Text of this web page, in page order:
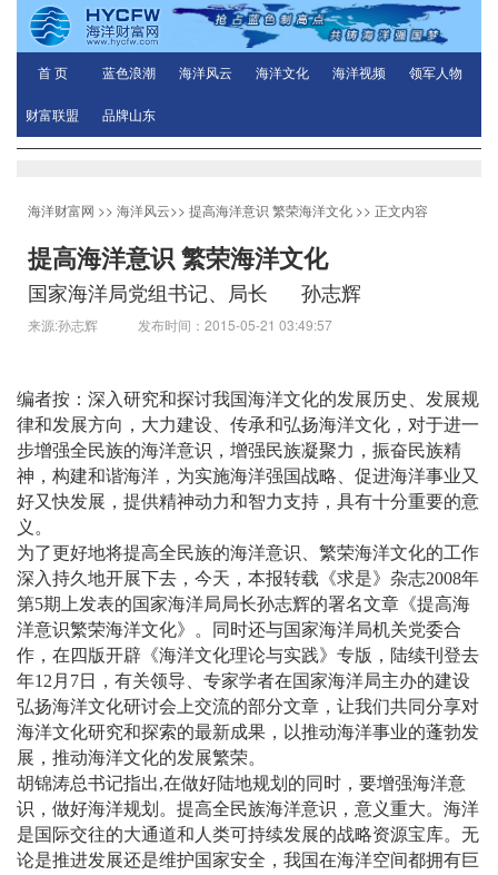
首 页 蓝色浪潮 海洋风云 海洋文化 海洋视频 领军人物
财富联盟 品牌山东
海洋财富网 >> 海洋风云>> 提高海洋意识 繁荣海洋文化 >> 正文内容
提高海洋意识 繁荣海洋文化
国家海洋局党组书记、局长 孙志辉
来源:孙志辉 发布时间：2015-05-21 03:49:57
编者按：深入研究和探讨我国海洋文化的发展历史、发展规
律和发展方向，大力建设、传承和弘扬海洋文化，对于进一
步增强全民族的海洋意识，增强民族凝聚力，振奋民族精
神，构建和谐海洋，为实施海洋强国战略、促进海洋事业又
好又快发展，提供精神动力和智力支持，具有十分重要的意
义。
为了更好地将提高全民族的海洋意识、繁荣海洋文化的工作
深入持久地开展下去，今天，本报转载《求是》杂志2008年
第5期上发表的国家海洋局局长孙志辉的署名文章《提高海
洋意识繁荣海洋文化》。同时还与国家海洋局机关党委合
作，在四版开辟《海洋文化理论与实践》专版，陆续刊登去
年12月7日，有关领导、专家学者在国家海洋局主办的建设
弘扬海洋文化研讨会上交流的部分文章，让我们共同分享对
海洋文化研究和探索的最新成果，以推动海洋事业的蓬勃发
展，推动海洋文化的发展繁荣。
胡锦涛总书记指出,在做好陆地规划的同时，要增强海洋意
识，做好海洋规划。提高全民族海洋意识，意义重大。海洋
是国际交往的大通道和人类可持续发展的战略资源宝库。无
论是推进发展还是维护国家安全，我国在海洋空间都拥有巨